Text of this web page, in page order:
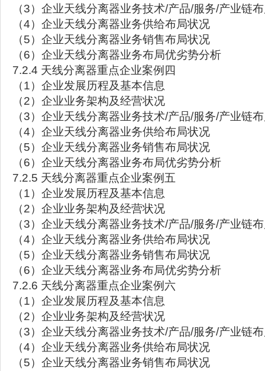
（3）企业天线分离器业务技术/产品/服务/产业链
（4）企业天线分离器业务供给布局状况
（5）企业天线分离器业务销售布局状况
（6）企业天线分离器业务布局优劣势分析
7.2.4 天线分离器重点企业案例四
（1）企业发展历程及基本信息
（2）企业业务架构及经营状况
（3）企业天线分离器业务技术/产品/服务/产业链
（4）企业天线分离器业务供给布局状况
（5）企业天线分离器业务销售布局状况
（6）企业天线分离器业务布局优劣势分析
7.2.5 天线分离器重点企业案例五
（1）企业发展历程及基本信息
（2）企业业务架构及经营状况
（3）企业天线分离器业务技术/产品/服务/产业链
（4）企业天线分离器业务供给布局状况
（5）企业天线分离器业务销售布局状况
（6）企业天线分离器业务布局优劣势分析
7.2.6 天线分离器重点企业案例六
（1）企业发展历程及基本信息
（2）企业业务架构及经营状况
（3）企业天线分离器业务技术/产品/服务/产业链
（4）企业天线分离器业务供给布局状况
（5）企业天线分离器业务销售布局状况